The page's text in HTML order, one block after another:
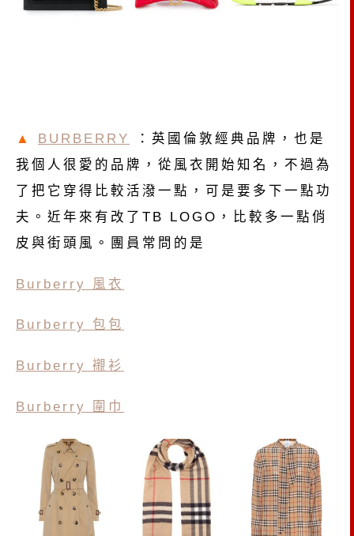
▲ BURBERRY
：英國倫敦經典品牌，也是
我個人很愛的品牌，從風衣開始知名，不過為
了把它穿得比較活潑一點，可是要多下一點功
夫。近年來有改了TB LOGO，比較多一點俏
皮與街頭風。團員常問的是
Burberry 風衣
Burberry 包包
Burberry 襯衫
Burberry 圍巾